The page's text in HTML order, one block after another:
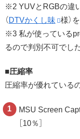
※2 YUVとRGBの違
（ DTVかくし味
様）
※3 私が使っている
るので判別不可でした
■圧縮率
圧縮率が優れている
MSU Screen
［10％］